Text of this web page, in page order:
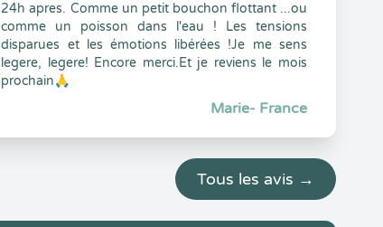
24h apres. Comme un petit bouchon flottant ...ou
comme un poisson dans l'eau ! Les tensions
disparues et les émotions libérées !Je me sens
legere, legere! Encore merci.Et je reviens le mois
prochain🙏
Marie- France
Tous les avis →